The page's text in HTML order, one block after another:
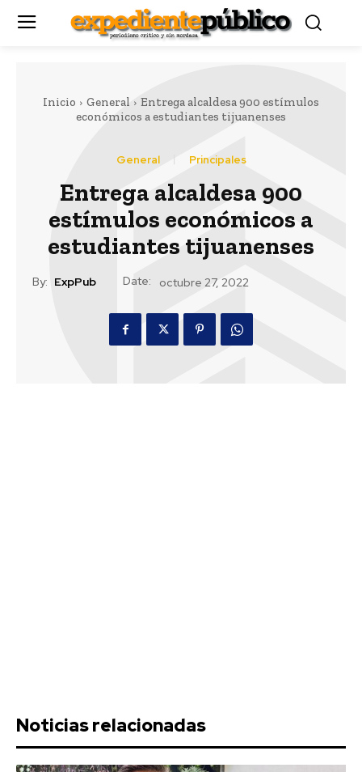
Inicio General
Entrega alcaldesa 900 estímulos
económicos a estudiantes tijuanenses
General Principales
Entrega alcaldesa 900
estímulos económicos a
estudiantes tijuanenses
By: ExpPub Date: octubre 27, 2022
Noticias relacionadas